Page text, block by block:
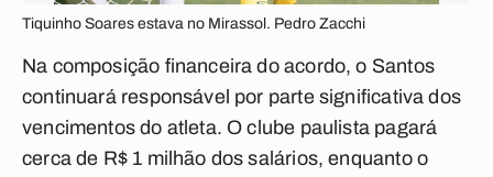
Tiquinho Soares estava no Mirassol. Pedro Zacchi
Na composição financeira do acordo, o Santos
continuará responsável por parte significativa dos
vencimentos do atleta. O clube paulista pagará
cerca de R$ 1 milhão dos salários, enquanto o